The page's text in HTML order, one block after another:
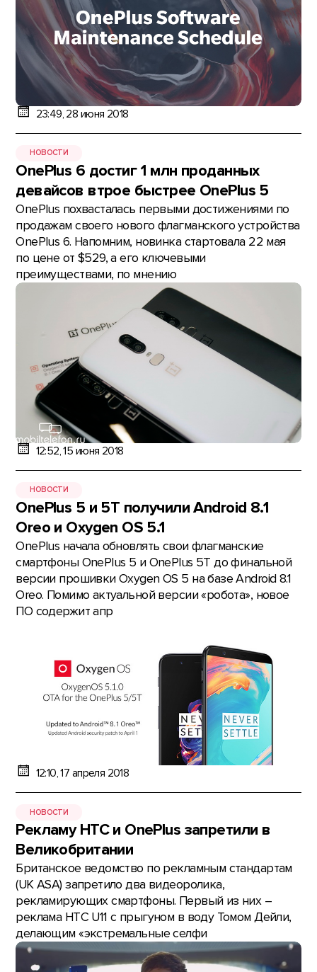
23:49, 28 июня 2018
НОВОСТИ
OnePlus 6 достиг 1 млн проданных
девайсов втрое быстрее OnePlus 5
OnePlus похвасталась первыми достижениями по
продажам своего нового флагманского устройства
OnePlus 6. Напомним, новинка стартовала 22 мая
по цене от $529, а его ключевыми
преимуществами, по мнению
12:52, 15 июня 2018
НОВОСТИ
OnePlus 5 и 5T получили Android 8.1
Oreo и Oxygen OS 5.1
OnePlus начала обновлять свои флагманские
смартфоны OnePlus 5 и OnePlus 5T до финальной
версии прошивки Oxygen OS 5 на базе Android 8.1
Oreo. Помимо актуальной версии «робота», новое
ПО содержит апр
12:10, 17 апреля 2018
НОВОСТИ
Рекламу HTC и OnePlus запретили в
Великобритании
Британское ведомство по рекламным стандартам
(UK ASA) запретило два видеоролика,
рекламирующих смартфоны. Первый из них –
реклама HTC U11 с прыгуном в воду Томом Дейли,
делающим «экстремальные селфи